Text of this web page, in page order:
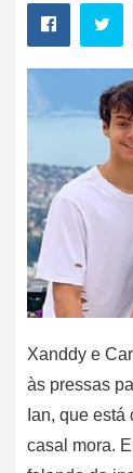
Xanddy e
às pressas
Ian, que
casal mora.